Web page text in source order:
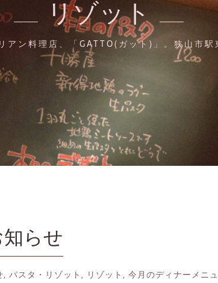
リゾット
アン料理店、「GATTO(ガット)」。狭山市駅
らせ
, パスタ・リゾット, リゾット, 今月のディナーメニュ